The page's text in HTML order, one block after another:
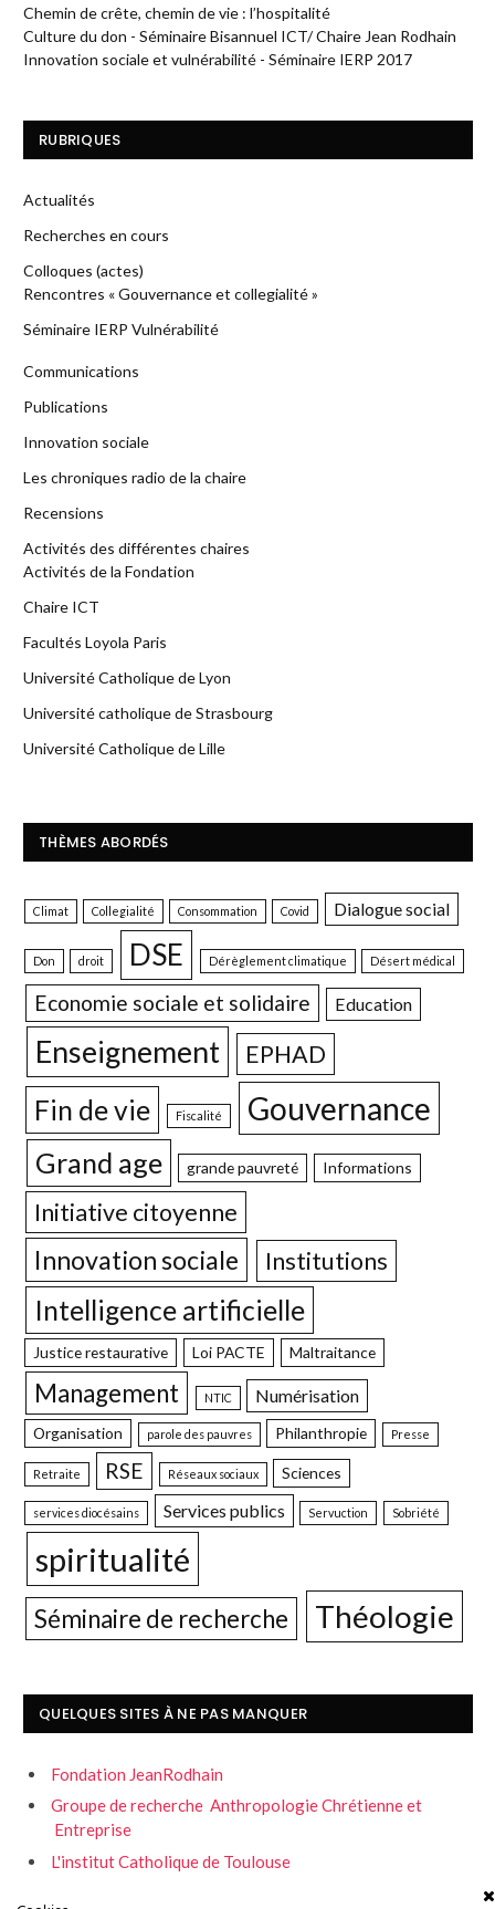
Chemin de crête, chemin de vie : l’hospitalité
Culture du don - Séminaire Bisannuel ICT/ Chaire Jean Rodhain
Innovation sociale et vulnérabilité - Séminaire IERP 2017
RUBRIQUES
Actualités
Recherches en cours
Colloques (actes)
Rencontres « Gouvernance et collegialité »
Séminaire IERP Vulnérabilité
Communications
Publications
Innovation sociale
Les chroniques radio de la chaire
Recensions
Activités des différentes chaires
Activités de la Fondation
Chaire ICT
Facultés Loyola Paris
Université Catholique de Lyon
Université catholique de Strasbourg
Université Catholique de Lille
THÈMES ABORDÉS
Climat Collegialité Consommation Covid Dialogue social
Don droit DSE Dérèglement climatique Désert médical
Economie sociale et solidaire Education
Enseignement EPHAD
Fin de vie Fiscalité Gouvernance
Grand age grande pauvreté Informations
Initiative citoyenne
Innovation sociale Institutions
Intelligence artificielle
Justice restaurative Loi PACTE Maltraitance
Management NTIC Numérisation
Organisation parole des pauvres Philanthropie Presse
Retraite RSE Réseaux sociaux Sciences
services diocésains Services publics Servuction Sobriété
spiritualité
Séminaire de recherche Théologie
QUELQUES SITES À NE PAS MANQUER
Fondation JeanRodhain
Groupe de recherche Anthropologie Chrétienne et
Entreprise
L'institut Catholique de Toulouse